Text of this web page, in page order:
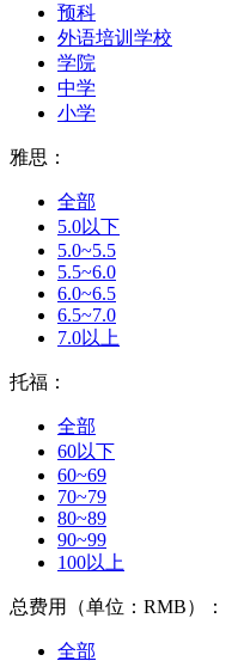
预科
外语培训学校
学院
中学
小学
雅思：
全部
5.0以下
5.0~5.5
5.5~6.0
6.0~6.5
6.5~7.0
7.0以上
托福：
全部
60以下
60~69
70~79
80~89
90~99
100以上
总费用（单位：RMB）：
全部